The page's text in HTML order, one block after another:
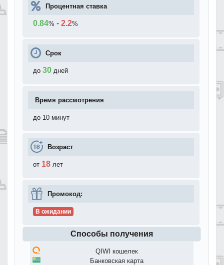
Процентная ставка
0.84% - 2.2%
Срок
до 30 дней
Время рассмотрения
до 10 минут
Возраст
от 18 лет
Промокод:
В ожидании
Способы получения
QIWI кошелек
Банковская карта